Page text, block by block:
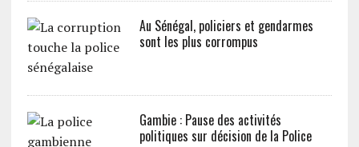
Au Sénégal, policiers et gendarmes
sont les plus corrompus
Gambie : Pause des activités
politiques sur décision de la Police